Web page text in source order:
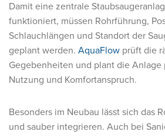
Damit eine zentrale
funktioniert, müssen Rohrführung,
Schlauchlängen und Standort der
geplant werden. AquaFlow prüft die
Gegebenheiten und plant die Anlage
Nutzung und Komfortanspruch.
Besonders im Neubau lässt sich das
und sauber integrieren. Auch bei